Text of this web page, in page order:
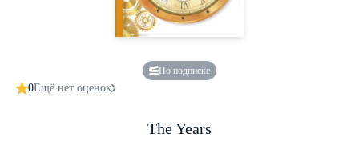
По подписке
0Ещё нет оценок
The Years